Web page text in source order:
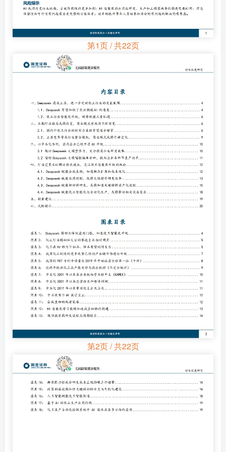
第1页 / 共22页
第2页 / 共22页